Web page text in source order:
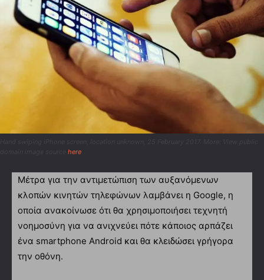
here
Μέτρα για την αντιμετώπιση των αυξανόμενων
κλοπών κινητών τηλεφώνων λαμβάνει η Google, η
οποία ανακοίνωσε ότι θα χρησιμοποιήσει τεχνητή
νοημοσύνη για να ανιχνεύει πότε κάποιος αρπάζει
ένα smartphone Android και θα κλειδώσει γρήγορα
την οθόνη.